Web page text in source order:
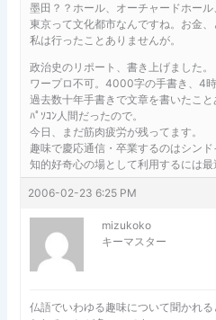
墨田？？ホール、オーチャードホール
東京って文化都市なんですね。お金
私は行ったことありませんが。
政治史のリポート、書き上げました。
ワープロ不可。4000字の手書き、4時
過去数十年手書きで文章を書いたこと
ﾊﾟｿｺﾝ人間だったので。
今日、まだ筋肉疲労が残ってます。
趣味で慶応通信・卒業するのはシンド
知的好奇心の場として利用するには最
2006-02-23 6:25 PM
mizukoko
キーマスター
仏語でいわゆる趣味について聞かれ